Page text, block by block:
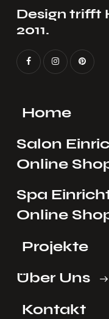
Design trifft
2011.
Home
Salon
Online
Spa
Online
Projekte
Über Uns
Kontakt